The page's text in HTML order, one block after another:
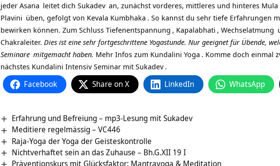
jeder Asana leitet dich Sukadev an, zunächst vorderes, mittleres und hinteres
Plavini üben, gefolgt von Kevala Kumbhaka . So kannst du sehr tiefe Erfahrungen
bewirken können. Zum Schluss Tiefenentspannung , Kapalabhati , Wechselatmung
Chakraleiter. Dies ist eine sehr fortgeschrittene Yogastunde. Nur geeignet für Übende,
Seminare mitgemacht haben. Mehr Infos zum Kundalini Yoga . Komme doch einmal
nächstes Kundalini Intensiv Seminar mit Sukadev .
Facebook Share on X LinkedIn WhatsApp
Erfahrung und Befreiung – mp3-Lesung mit Sukadev
Meditiere regelmässig – VC446
Raja-Yoga der Yoga der Geisteskontrolle
Nichtverhaftet sein an das Zuhause – Bh.G.XII 19 I
Präventionskurs mit Glücksfaktor: Mantrayoga & Meditation